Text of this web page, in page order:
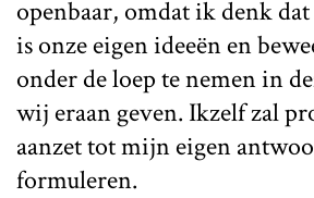
openbaar, omdat ik denk
is onze eigen ideeën en
onder de loep te nemen in
wij eraan geven. Ikzelf zal
aanzet tot mijn eigen
formuleren.